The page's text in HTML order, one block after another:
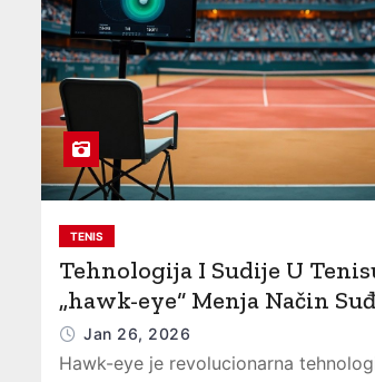
TENIS
Tehnologija I Sudije U
„hawk-eye“ Menja Način
Jan 26, 2026
Hawk-eye je revolucionarna